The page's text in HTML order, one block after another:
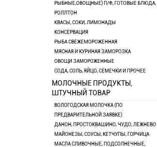
РЫБНЫЕ,ОВОЩНЫЕ) П/Ф, ГОТОВЫЕ БЛЮДА,
РОЛЛТОН
КВАСЫ, СОКИ, ЛИМОНАДЫ
КОНСЕРВАЦИЯ
РЫБА СВЕЖЕМОРОЖЕННАЯ
МЯСНАЯ И КУРИНАЯ ЗАМОРОЗКА
ОВОЩИ ЗАМОРОЖЕННЫЕ
СОДА, СОЛЬ, ЯЙЦО, СЕМЕЧКИ И ПРОЧЕЕ
МОЛОЧНЫЕ ПРОДУКТЫ,
ШТУЧНЫЙ ТОВАР
ВОЛОГОДСКАЯ МОЛОЧКА (ПО
ПРЕДВАРИТЕЛЬНОЙ ЗАЯВКЕ)
ДАНОН, ПРОСТОКВАШИНО, ЧУДО, ЛЕЖНЕВО
МАЙОНЕЗЫ, СОУСЫ, КЕТЧУПЫ, ГОРЧИЦА
МАСЛА СЛИВОЧНЫЕ, ПОДСОЛНЕЧНЫЕ,